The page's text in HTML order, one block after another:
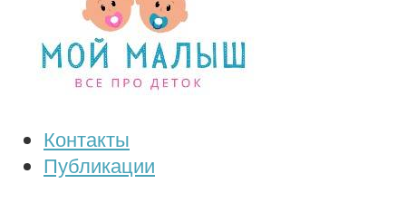
Контакты
Публикации